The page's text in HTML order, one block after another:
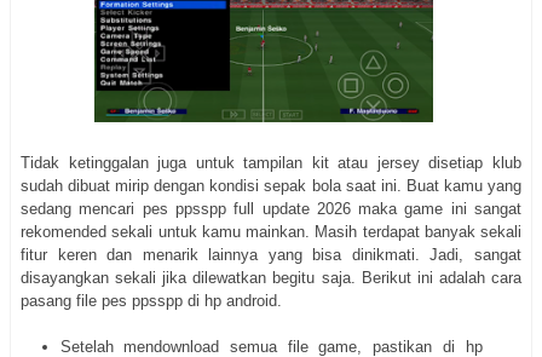
Tidak ketinggalan juga untuk tampilan kit atau jersey disetiap klub
sudah dibuat mirip dengan kondisi sepak bola saat ini. Buat kamu yang
sedang mencari pes ppsspp full update 2026 maka game ini sangat
rekomended sekali untuk kamu mainkan. Masih terdapat banyak sekali
fitur keren dan menarik lainnya yang bisa dinikmati. Jadi, sangat
disayangkan sekali jika dilewatkan begitu saja. Berikut ini adalah cara
pasang file pes ppsspp di hp android.
Setelah mendownload semua file game, pastikan di hp